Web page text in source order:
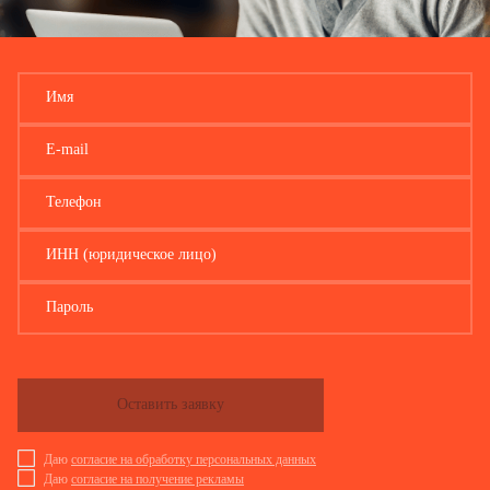
Имя
E-mail
Телефон
ИНН (юридическое лицо)
Пароль
Даю согласие на обработку персональных данных
Даю согласие на получение рекламы
Оставить заявку